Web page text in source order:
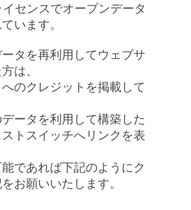
センスでオープンデータ
います。
タを再利用してウェブサ
は、
のクレジットを掲載して
ータを利用して構築した
トスイッチへリンクを表
であれば下記のようにク
お願いいたします。